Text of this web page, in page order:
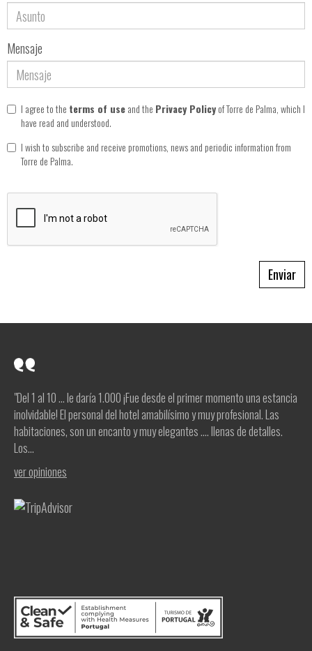
Asunto
Mensaje
I agree to the terms of useand the Privacy Policyof Torre de Palma, which I
have read and understood.
I wish to subscribe and receive promotions, news and periodic information from
Torre de Palma.
Enviar
"Del 1 al 10 ... le daría 1.000 ¡Fue desde el primer momento una estancia
inolvidable! El personal del hotel amabilísimo y muy profesional. Las
habitaciones, son un encanto y muy elegantes .... llenas de detalles.
Los...
ver opiniones